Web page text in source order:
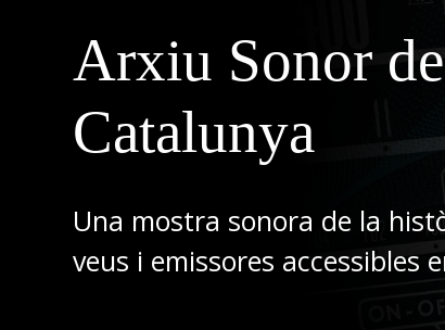
Arxiu Sonor
Catalunya
Una mostra sonora de la
veus i emissores accessibles